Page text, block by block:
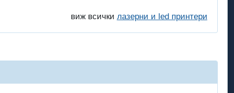
виж всички лазерни и led принтери